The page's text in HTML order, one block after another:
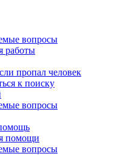
вопросы
работы
пропал человек
к поиску
вопросы
помощи
вопросы